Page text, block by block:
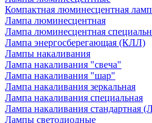
Компактная люминесцентная
Лампа люминесцентная
Лампа люминесцентная
Лампа энергосберегающая (КЛЛ)
Лампы накаливания
Лампа накаливания "свеча"
Лампа накаливания "шар"
Лампа накаливания зеркальная
Лампа накаливания специальная
Лампа накаливания
Лампы светодиодные